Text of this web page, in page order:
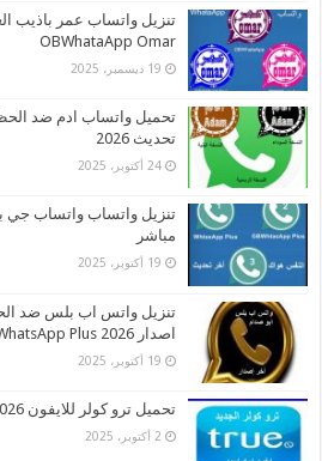
OBWhataApp Omar
19 ديسمبر، 2025
تحديث 2026
24 أكتوبر، 2025
مباشر
19 أكتوبر، 2025
تنزيل واتس اب بلس ضد
اصدار 2026 WhatsApp Plus
19 أكتوبر، 2025
تحميل ترو كولر للايفون 2026 True Caller iphone
2 أكتوبر، 2025